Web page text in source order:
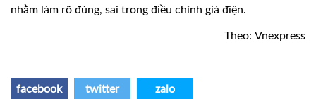
nhằm làm rõ đúng, sai trong điều chỉnh giá điện.
Theo: Vnexpress
facebook twitter zalo